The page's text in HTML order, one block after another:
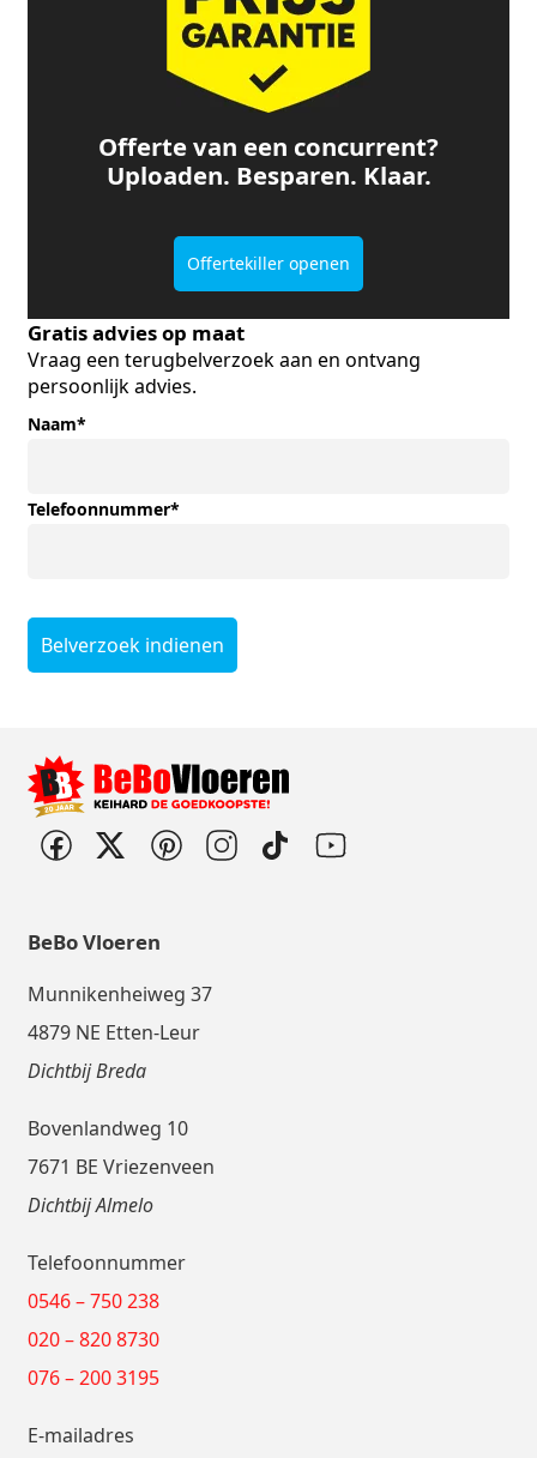
Offerte van een concurrent?
Uploaden. Besparen. Klaar.
Offertekiller openen
Gratis advies op maat
Vraag een terugbelverzoek aan en ontvang
persoonlijk advies.
Naam*
Telefoonnummer*
Belverzoek indienen
BeBo Vloeren
Munnikenheiweg 37
4879 NE Etten-Leur
Dichtbij Breda
Bovenlandweg 10
7671 BE Vriezenveen
Dichtbij Almelo
Telefoonnummer
0546 – 750 238
020 – 820 8730
076 – 200 3195
E-mailadres